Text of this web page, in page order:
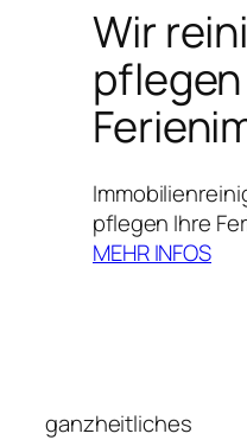
Wir
pflegen Ihre
MEHR INFOS
ganzheitliches